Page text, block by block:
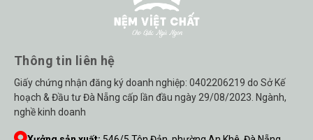
Thông tin liên hệ
Giấy chứng nhận đăng ký doanh nghiệp: 0402206219 do Sở Kế
hoạch & Đầu tư Đà Nẵng cấp lần đầu ngày 29/08/2023. Ngành,
nghề kinh doanh